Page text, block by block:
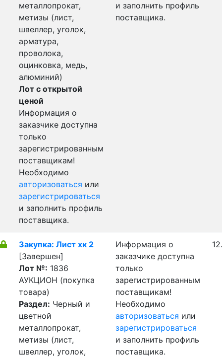
металлопрокат,
метизы (лист,
швеллер, уголок,
арматура,
проволока,
оцинковка, медь,
алюминий)
Лот с открытой
ценой
Информация о
заказчике доступна
только
зарегистрированным
поставщикам!
Необходимо
авторизоваться или
зарегистрироваться
и заполнить профиль
поставщика.
и заполнить профиль
поставщика.
Закупка: Лист хк 2
[Завершен]
Лот №: 1836
АУКЦИОН (покупка
товара)
Раздел: Черный и
цветной
металлопрокат,
метизы (лист,
швеллер, уголок,
Информация о
заказчике доступна
только
зарегистрированным
поставщикам!
Необходимо
авторизоваться или
зарегистрироваться
и заполнить профиль
поставщика.